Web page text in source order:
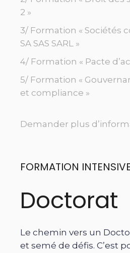
2 »
3/ Formation « Sociétés
SA SAS SARL »
4/ Formation « Pacte
5/ Formation «
et compliance »
Demander plus
FORMATION
Doctorat
Le chemin vers un
et semé de défis. C’est